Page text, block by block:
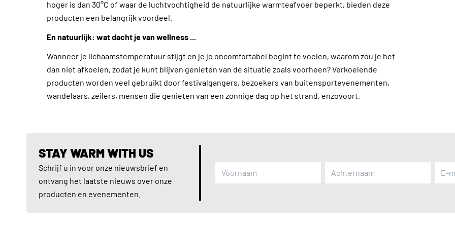
hoger is dan 30°C of waar de luchtvochtigheid de natuurlijke warmteafvoer beperkt, bieden deze
producten een belangrijk voordeel.
En natuurlijk: wat dacht je van wellness ...
Wanneer je lichaamstemperatuur stijgt en je je oncomfortabel begint te voelen, waarom zou je het
dan niet afkoelen, zodat je kunt blijven genieten van de situatie zoals voorheen? Verkoelende
producten worden veel gebruikt door festivalgangers, bezoekers van buitensportevenementen,
wandelaars, zeilers, mensen die genieten van een zonnige dag op het strand, enzovoort.
STAY WARM WITH US
Schrijf u in voor onze nieuwsbrief en
ontvang het laatste nieuws over onze
producten en evenementen.